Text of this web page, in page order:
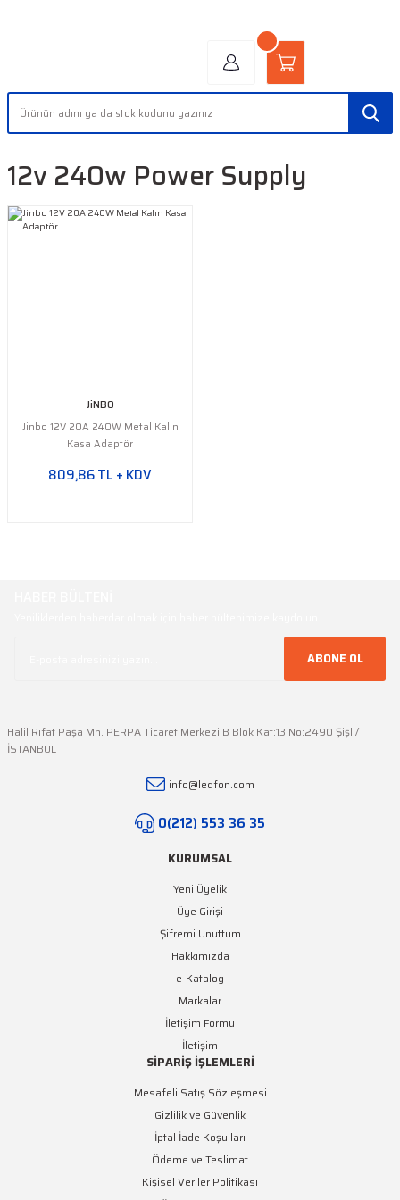
12v 240w Power Supply
JiNBO
Jinbo 12V 20A 240W Metal Kalın
Kasa Adaptör
809,86 TL + KDV
ABONE OL
Halil Rıfat Paşa Mh. PERPA Ticaret Merkezi B Blok Kat:13 No:2490 Şişli/
İSTANBUL
info@ledfon.com
0(212) 553 36 35
KURUMSAL
Yeni Üyelik
Üye Girişi
Şifremi Unuttum
Hakkımızda
e-Katalog
Markalar
İletişim Formu
İletişim
SİPARİŞ İŞLEMLERİ
Mesafeli Satış Sözleşmesi
Gizlilik ve Güvenlik
İptal İade Koşulları
Ödeme ve Teslimat
Kişisel Veriler Politikası